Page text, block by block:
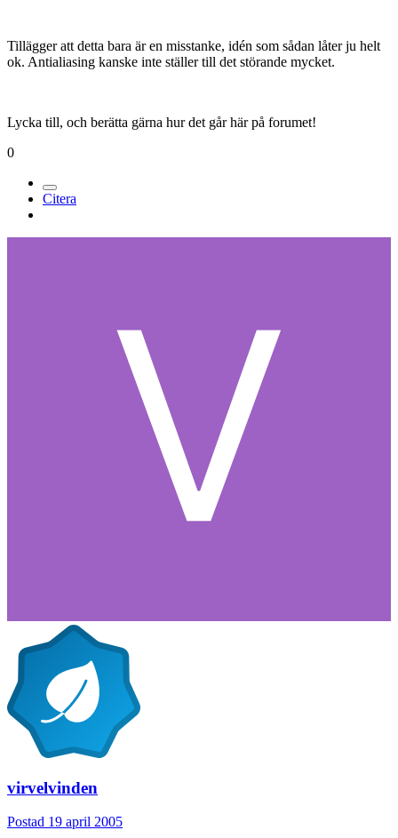
Tillägger att detta bara är en misstanke, idén som sådan låter ju helt
ok. Antialiasing kanske inte ställer till det störande mycket.
Lycka till, och berätta gärna hur det går här på forumet!
0
Citera
virvelvinden
Postad 19 april 2005